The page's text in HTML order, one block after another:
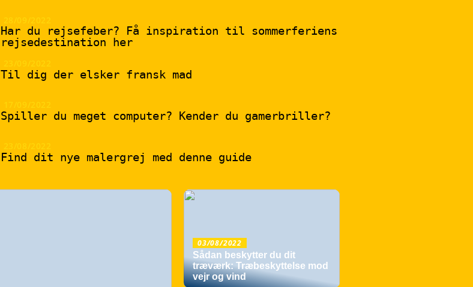
Har du rejsefeber? Få inspiration til sommerferiens
rejsedestination her
Til dig der elsker fransk mad
Spiller du meget computer? Kender du gamerbriller?
Find dit nye malergrej med denne guide
03/08/2022
Sådan beskytter du dit
træværk: Træbeskyttelse mod
vejr og vind